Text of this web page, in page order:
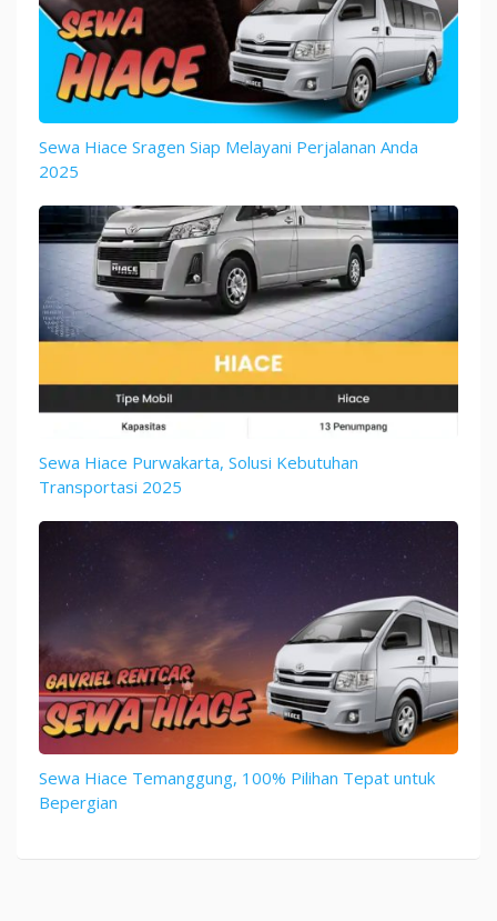
Sewa Hiace Sragen Siap Melayani Perjalanan Anda
2025
Sewa Hiace Purwakarta, Solusi Kebutuhan
Transportasi 2025
Sewa Hiace Temanggung, 100% Pilihan Tepat untuk
Bepergian